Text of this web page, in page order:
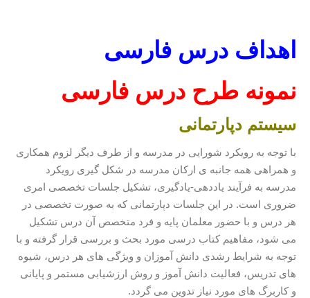
اهداف درس فارسی
نمونه طرح درس فارسی
سیستم دپارتمانی
با توجه به رویکرد شورایی در مدرسه و از طرف دیگر لزوم همکاری
و همراهی همه جانبه ی ارکان مدرسه در شکل گیری رویکرد
مدرسه به فرآیند یاددهی-یادگیری، تشکیل جلسات تخصصی امری
ضروری است. در این جلسات دپارتمانی که به صورت تخصصی در
هر درس و با حضور معلمان پایه و فرد متخصص آن درس تشکیل
می شود، مفاهیم کتاب درسی مورد بحث و بررسی قرار گرفته و با
توجه به شرایط رشدی دانش آموزان و ویژگی های هر درس، شیوه
های تدریس، فعالیت دانش آموز و روش ارزشیابی مستمر و پایانی
و کاربرگ های مورد نیاز تدوین می گردد.